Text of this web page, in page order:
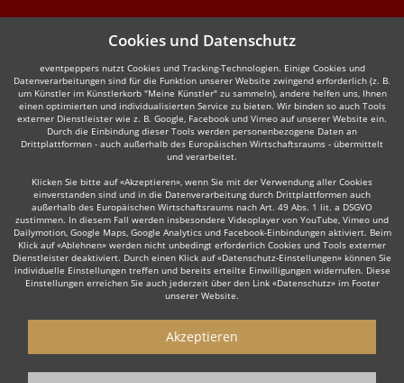
Cookies und Datenschutz
eventpeppers nutzt Cookies und Tracking-Technologien. Einige Cookies und
Datenverarbeitungen sind für die Funktion unserer Website zwingend erforderlich (z. B.
um Künstler im Künstlerkorb "Meine Künstler" zu sammeln), andere helfen uns, Ihnen
einen optimierten und individualisierten Service zu bieten. Wir binden so auch Tools
externer Dienstleister wie z. B. Google, Facebook und Vimeo auf unserer Website ein.
Durch die Einbindung dieser Tools werden personenbezogene Daten an
Drittplattformen - auch außerhalb des Europäischen Wirtschaftsraums - übermittelt
und verarbeitet.
Klicken Sie bitte auf «Akzeptieren», wenn Sie mit der Verwendung aller Cookies
einverstanden sind und in die Datenverarbeitung durch Drittplattformen auch
außerhalb des Europäischen Wirtschaftsraums nach Art. 49 Abs. 1 lit. a DSGVO
zustimmen. In diesem Fall werden insbesondere Videoplayer von YouTube, Vimeo und
Dailymotion, Google Maps, Google Analytics und Facebook-Einbindungen aktiviert. Beim
Klick auf «Ablehnen» werden nicht unbedingt erforderlich Cookies und Tools externer
Dienstleister deaktiviert. Durch einen Klick auf «Datenschutz-Einstellungen» können Sie
individuelle Einstellungen treffen und bereits erteilte Einwilligungen widerrufen. Diese
Einstellungen erreichen Sie auch jederzeit über den Link «Datenschutz» im Footer
unserer Website.
Akzeptieren